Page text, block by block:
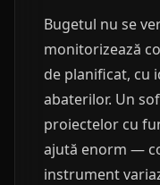
Bugetul nu se
monitorizează
de planificat, cu
abaterilor. Un
proiectelor cu
ajută enorm —
instrument